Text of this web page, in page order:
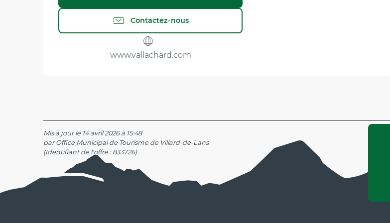
Contactez-nous
www.vallachard.com
Mis à jour le 14 avril 2026 à 15:48
par Office Municipal de Tourisme de Villard-de-Lans
(Identifiant de l'offre : 833726)